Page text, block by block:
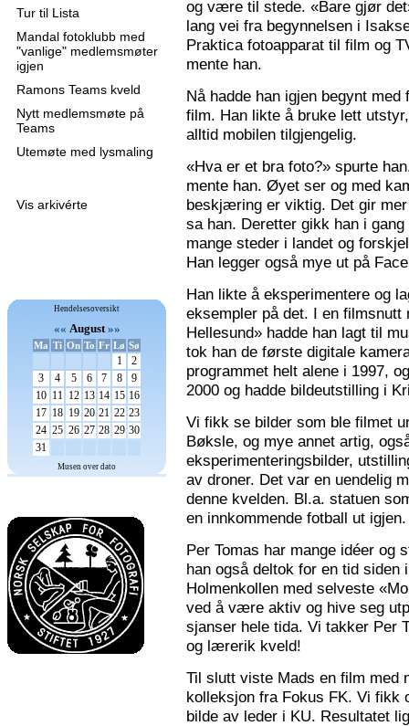
Tur til Lista
Mandal fotoklubb med
"vanlige" medlemsmøter
igjen
Ramons Teams kveld
Nytt medlemsmøte på
Teams
Utemøte med lysmaling
Vis arkivérte
Hendelsesoversikt
«« August»»
Ma Ti On To Fr Lø Sø
1
2
3
4 5 6 7 8
9
10 11 12 13 14 15 16
17 18 19 20 21 22 23
24 25 26 27 28 29 30
31
Musen over dato
og være til stede. «Bare gjør
lang vei fra begynnelsen i
Praktica fotoapparat til film og
mente han.
Nå hadde han igjen begynt
film. Han likte å bruke lett
alltid mobilen tilgjengelig.
«Hva er et bra foto?» spurte
mente han. Øyet ser og med
beskjæring er viktig. Det gir
sa han. Deretter gikk han i
mange steder i landet og
Han legger også mye ut på
Han likte å eksperimentere og
eksempler på det. I en filmsnutt
Hellesund» hadde han lagt til
tok han de første digitale
programmet helt alene i 1997,
2000 og hadde bildeutstilling i
Vi fikk se bilder som ble filmet
Bøksle, og mye annet artig,
eksperimenteringsbilder,
av droner. Det var en uendelig
denne kvelden. Bl.a. statuen
en innkommende fotball ut igjen.
Per Tomas har mange idéer og
han også deltok for en tid siden
Holmenkollen med selveste
ved å være aktiv og hive seg
sjanser hele tida. Vi takker Per
og lærerik kveld!
Til slutt viste Mads en film med
kolleksjon fra Fokus FK. Vi fikk
bilde av leder i KU. Resultatet